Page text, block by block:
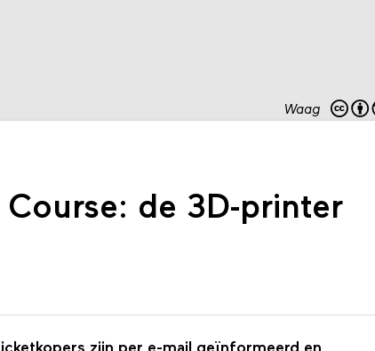
Waag
Course: de 3D-printer